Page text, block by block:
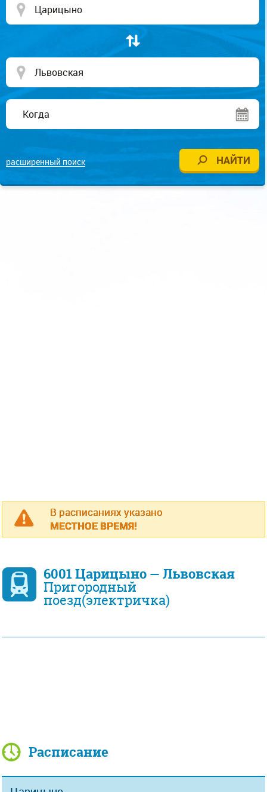
расширенный поиск
В расписаниях указано
МЕСТНОЕ ВРЕМЯ!
6001 Царицыно — Львовская
Пригородный
поезд(электричка)
Расписание